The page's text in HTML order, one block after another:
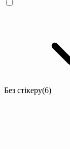
Без стікеру(6)